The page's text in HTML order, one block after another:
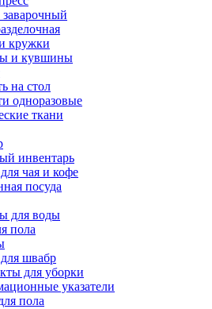
кружки
и кувшины
на стол
одноразовые
ткани
инвентарь
чая и кофе
посуда
для воды
пола
швабр
для уборки
указатели
пола